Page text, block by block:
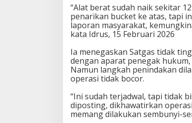
“Alat berat sudah naik sekitar
penarikan bucket ke atas, tapi
laporan masyarakat,
kata Idrus, 15 Februari 2026
Ia menegaskan Satgas tidak
dengan aparat penegak
Namun langkah penindakan
operasi tidak bocor.
“Ini sudah terjadwal, tapi tidak
diposting, dikhawatirkan
memang dilakukan sembunyi-